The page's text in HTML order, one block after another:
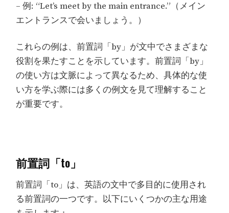
– 例: “Let’s meet by the main entrance.”（メイン
エントランスで会いましょう。）
これらの例は、前置詞「by」が文中でさまざまな
役割を果たすことを示しています。前置詞「by」
の使い方は文脈によって異なるため、具体的な使
い方を学ぶ際には多くの例文を見て理解すること
が重要です。
前置詞「to」
前置詞「to」は、英語の文中で多目的に使用され
る前置詞の一つです。以下にいくつかの主な用途